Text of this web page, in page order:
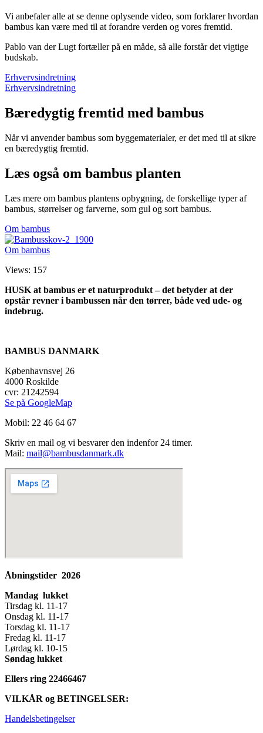
Vi anbefaler alle at se denne oplysende video, som forklarer hvordan
bambus kan være med til at forandre verden og vores fremtid.
Pablo van der Lugt fortæller på en måde, så alle forstår det vigtige
budskab.
Erhvervsindretning
Erhvervsindretning
Bæredygtig fremtid med bambus
Når vi anvender bambus som byggematerialer, er det med til at sikre
en bæredygtig fremtid.
Læs også om bambus planten
Læs mere om bambus plantens opbygning, de forskellige typer af
bambus, størrelser og farverne, som gul og sort bambus.
Om bambus
Om bambus
Views: 157
HUSK at bambus er et naturprodukt – det betyder at der
opstår revner i bambussen når den tørrer, både ved ude- og
indebrug.
BAMBUS DANMARK
Københavnsvej 26
4000 Roskilde
cvr: 21242594
Se på GoogleMap
Mobil: 22 46 64 67
Skriv en mail og vi besvarer den indenfor 24 timer.
Mail: mail@bambusdanmark.dk
Åbningstider 2026
Mandag lukket
Tirsdag kl. 11-17
Onsdag kl. 11-17
Torsdag kl. 11-17
Fredag kl. 11-17
Lørdag kl. 10-15
Søndag lukket
Ellers ring 22466467
VILKÅR og BETINGELSER:
Handelsbetingelser